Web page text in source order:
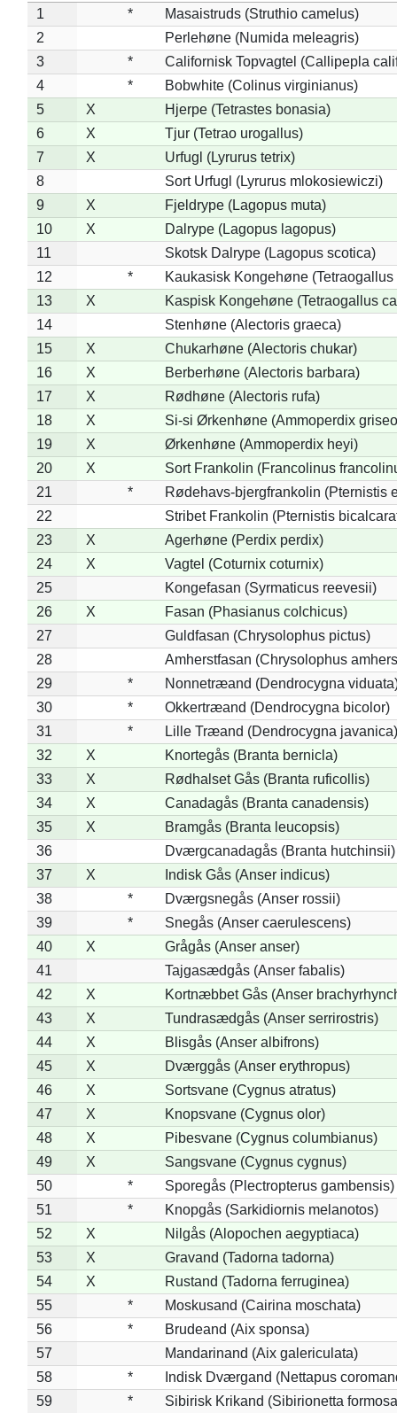
1 *
Masaistruds (Struthio camelus)
2
Perlehøne (Numida meleagris)
3
*
Californisk Topvagtel (Callipepla
4
*
Bobwhite (Colinus virginianus)
5
X
Hjerpe (Tetrastes bonasia)
6
X
Tjur (Tetrao urogallus)
7
X
Urfugl (Lyrurus tetrix)
8
Sort Urfugl (Lyrurus mlokosiewiczi)
9
X
Fjeldrype (Lagopus muta)
10
X
Dalrype (Lagopus lagopus)
11
Skotsk Dalrype (Lagopus scotica)
12
*
Kaukasisk Kongehøne
13
X
Kaspisk Kongehøne (Tetraogallus
14
Stenhøne (Alectoris graeca)
15
X
Chukarhøne (Alectoris chukar)
16
X
Berberhøne (Alectoris barbara)
17
X
Rødhøne (Alectoris rufa)
18
X
Si-si Ørkenhøne (Ammoperdix
19
X
Ørkenhøne (Ammoperdix heyi)
20
X
Sort Frankolin (Francolinus
21
*
Rødehavs-bjergfrankolin (Pternistis
22
Stribet Frankolin (Pternistis
23
X
Agerhøne (Perdix perdix)
24
X
Vagtel (Coturnix coturnix)
25
Kongefasan (Syrmaticus reevesii)
26
X
Fasan (Phasianus colchicus)
27
Guldfasan (Chrysolophus pictus)
28
Amherstfasan (Chrysolophus
29
*
Nonnetræand (Dendrocygna
30
*
Okkertræand (Dendrocygna bicolor)
31
*
Lille Træand (Dendrocygna javanica)
32
X
Knortegås (Branta bernicla)
33
X
Rødhalset Gås (Branta ruficollis)
34
X
Canadagås (Branta canadensis)
35
X
Bramgås (Branta leucopsis)
36
Dværgcanadagås (Branta hutchinsii)
37
X
Indisk Gås (Anser indicus)
38
*
Dværgsnegås (Anser rossii)
39
*
Snegås (Anser caerulescens)
40
X
Grågås (Anser anser)
41
Tajgasædgås (Anser fabalis)
42
X
Kortnæbbet Gås (Anser
43
X
Tundrasædgås (Anser serrirostris)
44
X
Blisgås (Anser albifrons)
45
X
Dværggås (Anser erythropus)
46
X
Sortsvane (Cygnus atratus)
47
X
Knopsvane (Cygnus olor)
48
X
Pibesvane (Cygnus columbianus)
49
X
Sangsvane (Cygnus cygnus)
50
*
Sporegås (Plectropterus gambensis)
51
*
Knopgås (Sarkidiornis melanotos)
52
X
Nilgås (Alopochen aegyptiaca)
53
X
Gravand (Tadorna tadorna)
54
X
Rustand (Tadorna ferruginea)
55
*
Moskusand (Cairina moschata)
56
*
Brudeand (Aix sponsa)
57
Mandarinand (Aix galericulata)
58
*
Indisk Dværgand (Nettapus
59
*
Sibirisk Krikand (Sibirionetta